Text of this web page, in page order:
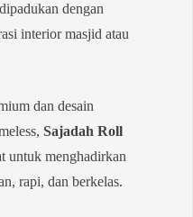
dengan
interior masjid atau
dan desain
Sajadah Roll
untuk menghadirkan
rapi, dan berkelas.